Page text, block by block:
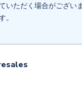
いただく場合がござい
。